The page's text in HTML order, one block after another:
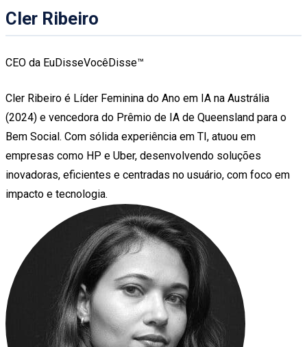
Cler Ribeiro
CEO da EuDisseVocêDisse™️
Cler Ribeiro é Líder Feminina do Ano em IA na Austrália
(2024) e vencedora do Prêmio de IA de Queensland para o
Bem Social. Com sólida experiência em TI, atuou em
empresas como HP e Uber, desenvolvendo soluções
inovadoras, eficientes e centradas no usuário, com foco em
impacto e tecnologia.